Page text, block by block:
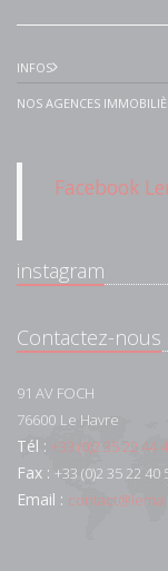
INFOS
NOS AGENCES
Facebook
instagram
Contactez-nous
91 AV FOCH
76600 Le Havre
Tél : +33 (0)2 35 22 44
Fax : +33 (0)2 35 22 40
Email :